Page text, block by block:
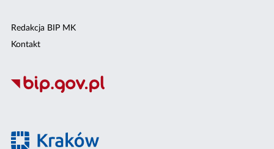
Redakcja BIP MK
Kontakt